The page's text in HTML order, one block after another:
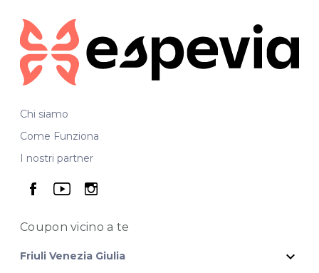
Chi siamo
Come Funziona
I nostri partner
seguici su facebook
seguici su youtube
seguici su instagram
Coupon vicinoa te
Friuli Venezia Giulia expand_more